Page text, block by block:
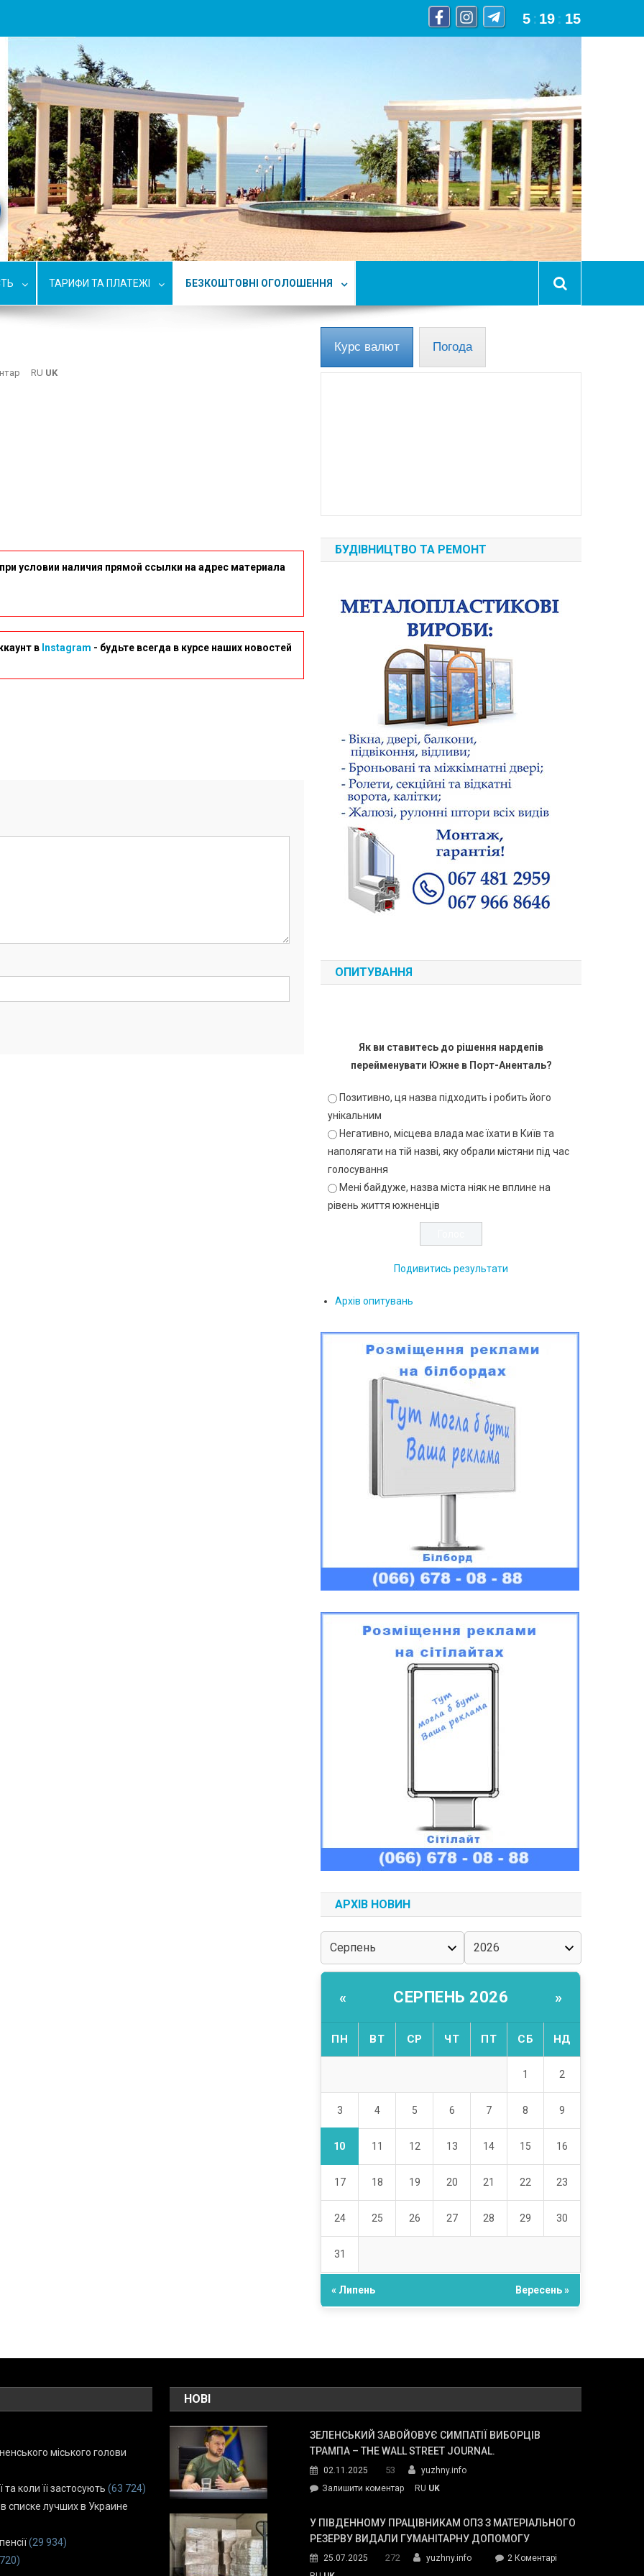
5 : 19 : 15
ТАРИФИ ТА ПЛАТЕЖІ БЕЗКОШТОВНІ ОГОЛОШЕННЯ
RU UK
условии наличия прямой ссылки на адрес материала
в Instagram - будьте всегда в курсе наших новостей
Курс валют Погода
БУДІВНИЦТВО ТА РЕМОНТ
ОПИТУВАННЯ
Як ви ставитесь до рішення нардепів
перейменувати Южне в Порт-Аненталь?
Позитивно, ця назва підходить і робить його
унікальним
Негативно, місцева влада має їхати в Київ та
наполягати на тій назві, яку обрали містяни під час
голосування
Мені байдуже, назва міста ніяк не вплине на
рівень життя южненців
Подивитись результати
Архів опитувань
АРХІВ НОВИН
« СЕРПЕНЬ 2026 »
ПН ВТ СР ЧТ ПТ СБ НД
1 2
3 4 5 6 7 8 9
10 11 12 13 14 15 16
17 18 19 20 21 22 23
24 25 26 27 28 29 30
31
« Липень Вересень »
міського голови
коли її застосують (63 724)
списке лучших в Украине
(29 934)
НОВІ
ЗЕЛЕНСЬКИЙ ЗАВОЙОВУЄ СИМПАТІЇ ВИБОРЦІВ
ТРАМПА – THE WALL STREET JOURNAL.
02.11.2025 53
yuzhny.info
Залишити коментарon
завойовує
симпатії
Трампа
RU UK
У ПІВДЕННОМУ ПРАЦІВНИКАМ ОПЗ З МАТЕРІАЛЬНОГО
РЕЗЕРВУ ВИДАЛИ ГУМАНІТАРНУ ДОПОМОГУ
25.07.2025 272 yuzhny.info 2 Коментарідо